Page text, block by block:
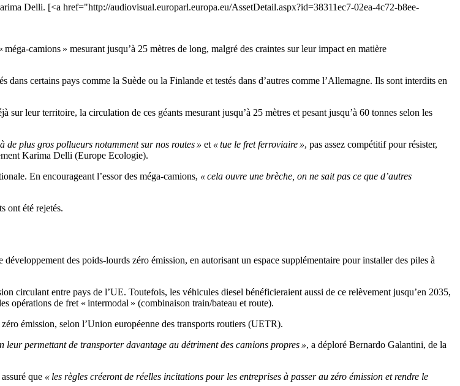
Delli. [<a href="http://audiovisual.europarl.europa.eu/AssetDetail.aspx?id=38311ec7-02ea-4c72-b8ee-
camions » mesurant jusqu’à 25 mètres de long, malgré des craintes sur leur impact en matière
certains pays comme la Suède ou la Finlande et testés dans d’autres comme l’Allemagne. Ils sont interdits en
leur territoire, la circulation de ces géants mesurant jusqu’à 25 mètres et pesant jusqu’à 60 tonnes selon les
de plus gros pollueurs notamment sur nos routes » et « tue le fret ferroviaire », pas assez compétitif pour résister,
Karima Delli (Europe Ecologie).
En encourageant l’essor des méga-camions, « cela ouvre une brèche, on ne sait pas ce que d’autres
ont été rejetés.
des poids-lourds zéro émission, en autorisant un espace supplémentaire pour installer des piles à
circulant entre pays de l’UE. Toutefois, les véhicules diesel bénéficieraient aussi de ce relèvement jusqu’en 2035,
opérations de fret « intermodal » (combinaison train/bateau et route).
émission, selon l’Union européenne des transports routiers (UETR).
leur permettant de transporter davantage au détriment des camions propres », a déploré Bernardo Galantini, de la
que « les règles créeront de réelles incitations pour les entreprises à passer au zéro émission et rendre le